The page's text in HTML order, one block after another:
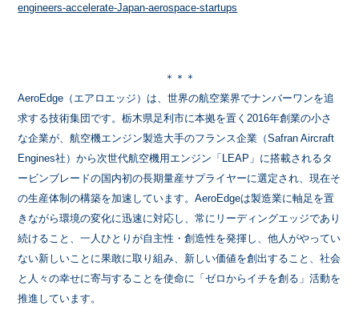
engineers-accelerate-Japan-aerospace-startups
＊＊＊
AeroEdge（エアロエッジ）は、世界の航空業界でナンバーワンを追
求する技術集団です。栃木県足利市に本拠を置く2016年創業の小さ
な企業が、航空機エンジン製造大手のフランス企業（Safran Aircraft
Engines社）から次世代航空機用エンジン「LEAP」に搭載されるタ
ービンブレードの国内初の長期量産サプライヤーに選定され、現在そ
の生産体制の構築を加速しています。AeroEdgeは製造業に軸足を置
きながら環境の変化に迅速に対応し、常にリーディングエッジであり
続けること、一人ひとりが自主性・創造性を発揮し、他人がやってい
ない新しいことに果敢に取り組み、新しい価値を創出すること、社会
と人々の幸せに寄与することを使命に「ゼロからイチを創る」活動を
推進しています。